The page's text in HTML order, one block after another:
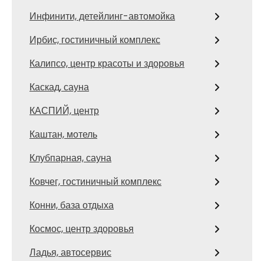
Инфинити, детейлинг-автомойка
Ирбис, гостиничный комплекс
Калипсо, центр красоты и здоровья
Каскад, сауна
КАСПИЙ, центр
Каштан, мотель
Клубпарная, сауна
Ковчег, гостиничный комплекс
Конни, база отдыха
Космос, центр здоровья
Ладья, автосервис